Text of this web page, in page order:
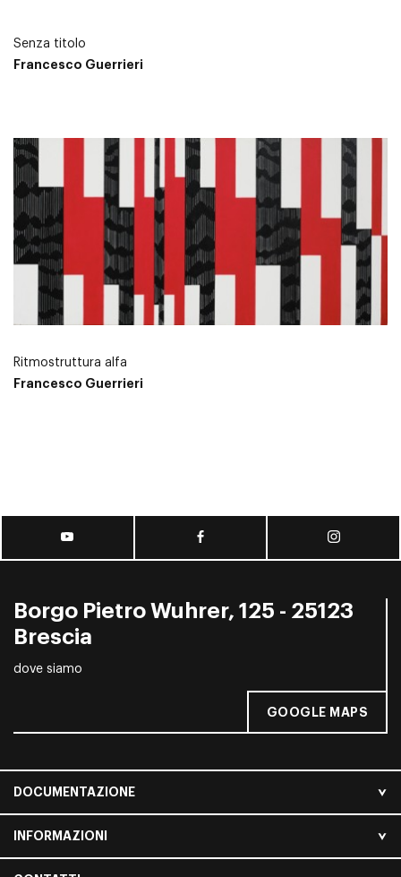
Senza titolo
Francesco Guerrieri
Ritmostruttura alfa
Francesco Guerrieri
Borgo Pietro Wuhrer, 125 - 25123
Brescia
dove siamo
GOOGLE MAPS
DOCUMENTAZIONE
INFORMAZIONI